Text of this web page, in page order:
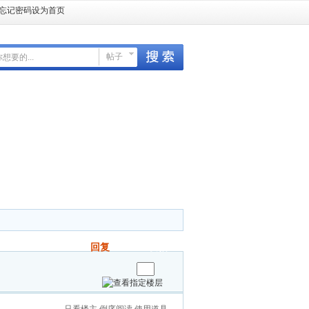
记密码设为首页
帖子
回复